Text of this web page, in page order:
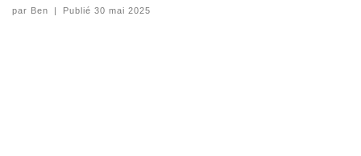
par Ben | Publié 30 mai 2025